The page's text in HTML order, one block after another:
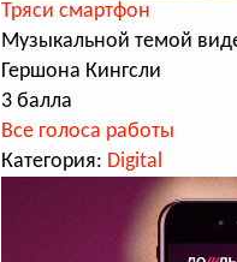
Тряси смартфон
Музыкальной темой
Гершона Кингсли
3 балла
Все голоса работы
Категория: Digital